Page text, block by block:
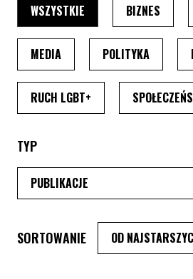
WSZYSTKIE PO WYBRANIU
BIZNES PO
MEDIAPO WYBRANIU TEMATU,
POLITYKAPO
RUCH LGBT+ PO WYBRANIU
TYP
SORTOWANIE